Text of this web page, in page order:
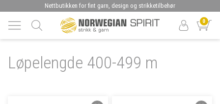
Nettbutikken for fint garn, design og strikketilbehør
0
Løpelengde 400-499 m